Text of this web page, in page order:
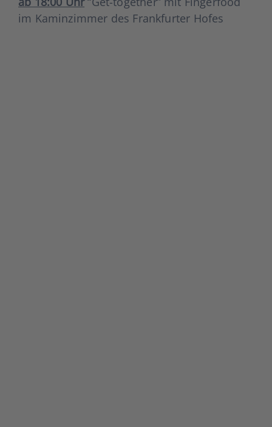
im Kamin­zim­mer des Frank­fur­ter Hofes